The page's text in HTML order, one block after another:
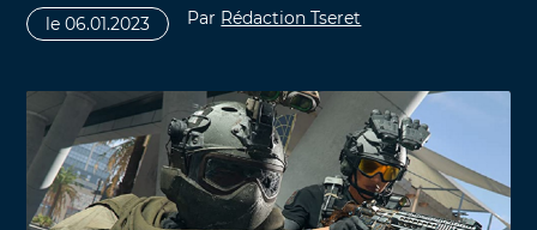
le 06.01.2023 Par Rédaction Tseret